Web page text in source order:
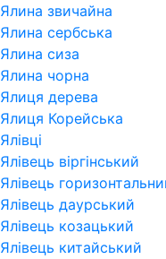
Ялина звичайна
Ялина сербська
Ялина сиза
Ялина чорна
Ялиця дерева
Ялиця Корейська
Ялівці
Ялівець віргінський
Ялівець
Ялівець даурський
Ялівець козацький
Ялівець китайський